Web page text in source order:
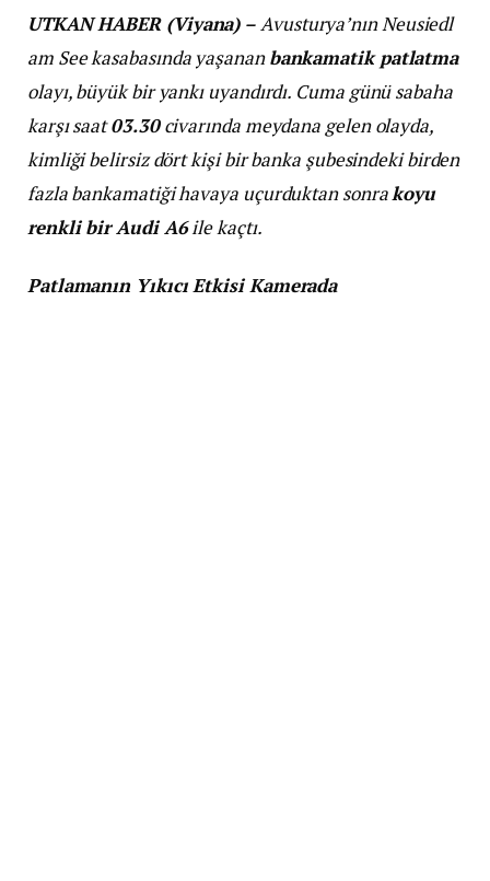
UTKAN HABER (Viyana) –Avusturya’nın Neusiedl
am See kasabasında yaşananbankamatik patlatma
olayı, büyük bir yankı uyandırdı. Cuma günü sabaha
karşı saat03.30civarında meydana gelen olayda,
kimliği belirsiz dört kişi bir banka şubesindeki birden
fazla bankamatiği havaya uçurduktan sonrakoyu
renkli bir Audi A6ile kaçtı.
Patlamanın Yıkıcı Etkisi Kamerada